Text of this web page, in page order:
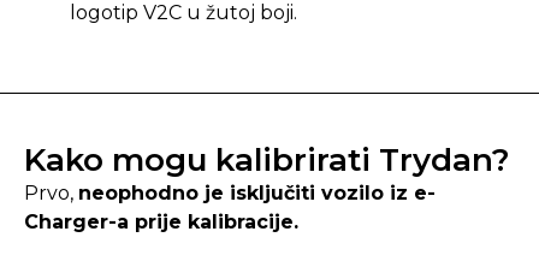
logotip V2C u žutoj boji.
Kako mogu kalibrirati Trydan?
Prvo, neophodno je isključiti vozilo iz e-
Charger-a prije kalibracije.